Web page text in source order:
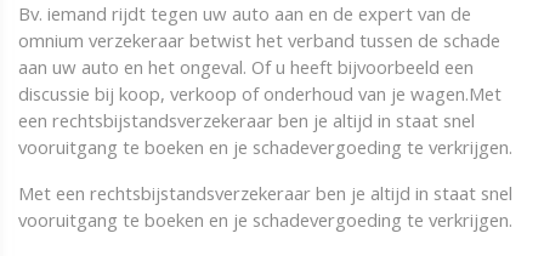
Bv. iemand rijdt tegen uw auto aan en de expert van de
omnium verzekeraar betwist het verband tussen de schade
aan uw auto en het ongeval. Of u heeft bijvoorbeeld een
discussie bij koop, verkoop of onderhoud van je wagen.Met
een rechtsbijstandsverzekeraar ben je altijd in staat snel
vooruitgang te boeken en je schadevergoeding te verkrijgen.
Met een rechtsbijstandsverzekeraar ben je altijd in staat snel
vooruitgang te boeken en je schadevergoeding te verkrijgen.